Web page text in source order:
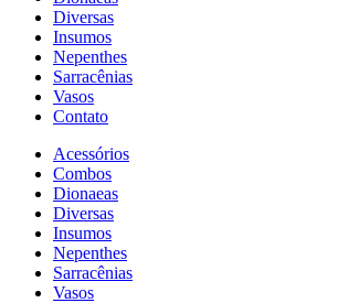
Diversas
Insumos
Nepenthes
Sarracênias
Vasos
Contato
Acessórios
Combos
Dionaeas
Diversas
Insumos
Nepenthes
Sarracênias
Vasos